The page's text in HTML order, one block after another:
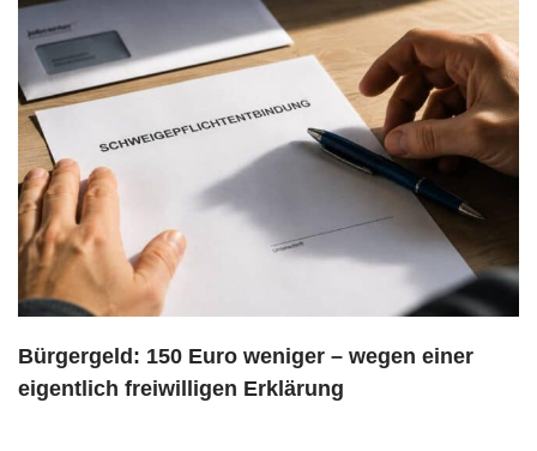
Bürgergeld: 150 Euro weniger – wegen einer
eigentlich freiwilligen Erklärung